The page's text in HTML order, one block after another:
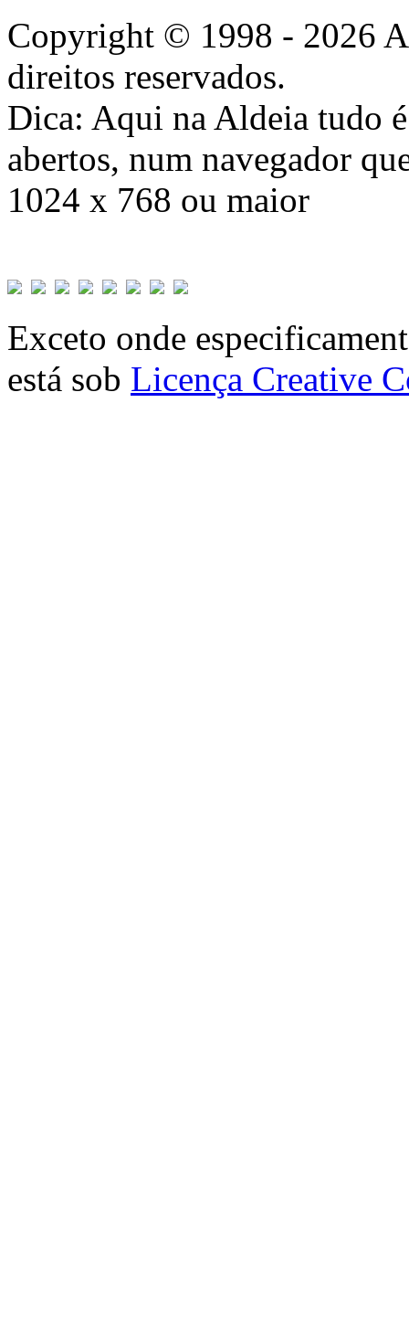
Copyright © 1998 - 2026
direitos reservados.
Dica: Aqui na Aldeia tudo
abertos, num navegador
1024 x 768 ou maior
Exceto onde
está sob Licença Creative